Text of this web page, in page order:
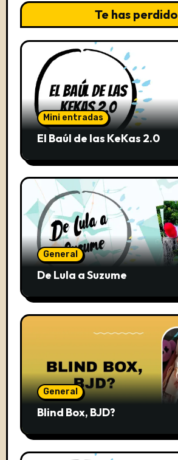
Te has perdido
Mini entradas
El Baúl de las KeKas 2.0
General
De Lula a Suzume
General
Blind Box, BJD?